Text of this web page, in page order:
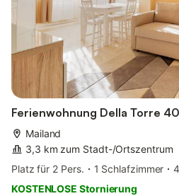
Ferienwohnung Della Torre
Mailand
3,3 km zum Stadt-/Ortszentrum
Platz für 2 Pers.
1 Schlafzimmer
KOSTENLOSE Stornierung